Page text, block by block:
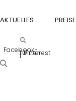
AKTUELLES PREISE
Facebook-
f
Twitter
Pinterest